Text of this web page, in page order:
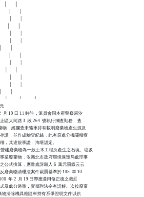
│        │
│        │
│        │
│        │
│        │
│        │
│
│        │
│        │
│        │
│        │
│        │
│
月 19 日 11 時許，派員會同本府警察局汐
區大同路 3  段 264  號執行攔查勤務，查
物，經攔查未隨車持有載明廢棄物產生源及
存證，並作成稽查紀錄，此有原處分機關稽查
，其違規事證，洵堪認定。
建廢棄物為一般土木工程所產生之石塊、垃圾
事業廢棄物，依新北市政府環境保護局處理事
公式換算，應量處訴願人 6  萬元罰鍰云云
廢棄物清理法案件裁罰基準於 105  年 10
年 2  月 19 日即應適用修正後之裁罰
式及處分過重，實屬對法令有誤解。次按廢棄
棄物清除機具應隨車持有系爭證明文件以供